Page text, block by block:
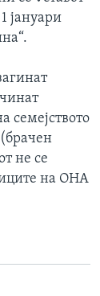
јануари
семејството
не се
на ОНА